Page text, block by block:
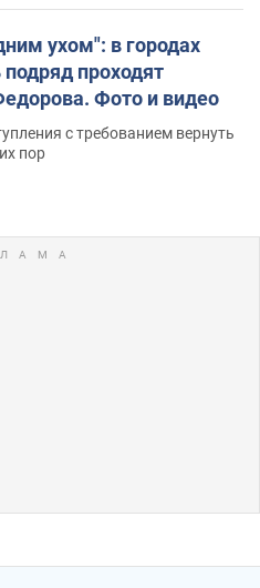
ухом": в городах
проходят
Фото и видео
с требованием вернуть
пор